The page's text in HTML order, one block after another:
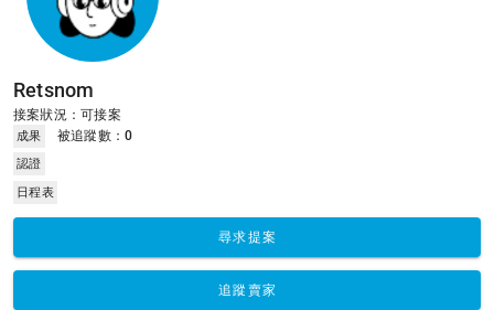
Retsnom
接案狀況：可接案
成果 被追蹤數：0
認證
日程表
尋求提案
追蹤賣家